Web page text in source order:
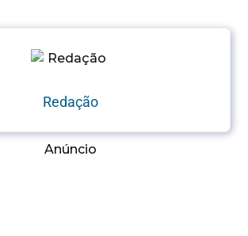
Redação
Anúncio